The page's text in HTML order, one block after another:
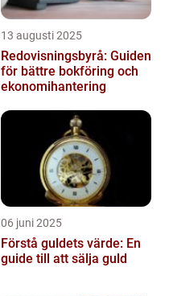
13 augusti 2025
Redovisningsbyrå: Guiden
för bättre bokföring och
ekonomihantering
06 juni 2025
Förstå guldets värde: En
guide till att sälja guld